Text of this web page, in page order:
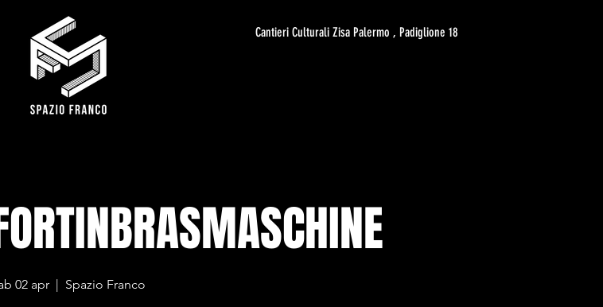
Cantieri Culturali Zisa Palermo , Padiglione 18
02 apr
  |
Spazio Franco